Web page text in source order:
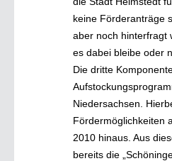
keine Förderanträge
aber noch hinterfragt
es dabei bleibe oder
Die dritte
Niedersachsen.
Fördermöglichkeiten
2010 hinaus. Aus
bereits die